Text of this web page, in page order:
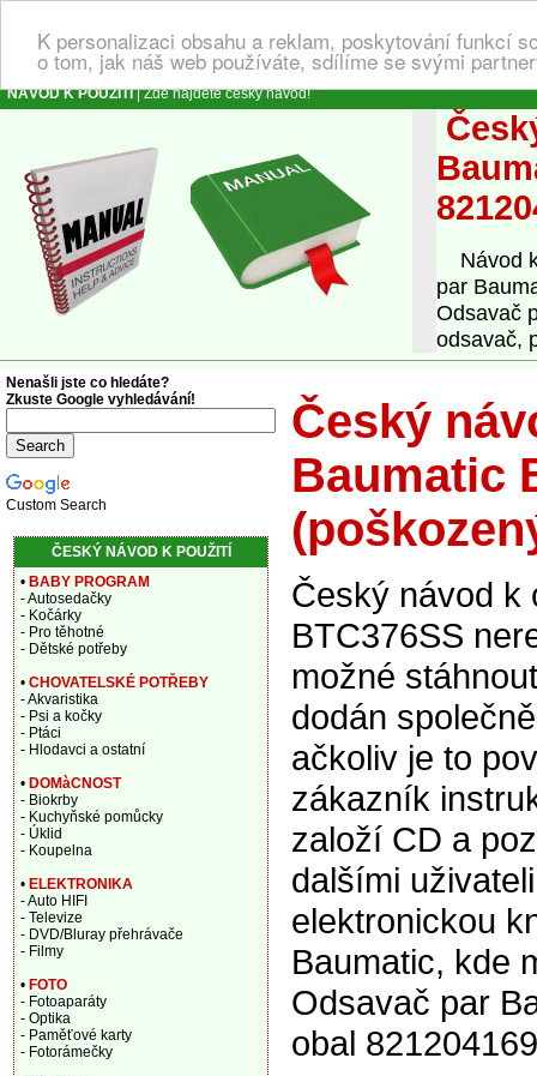
K personalizaci obsahu a reklam, poskytování funkcí
o tom, jak náš web používáte, sdílíme se svými
NÁVOD K POUŽITÍ| Zde najdete český návod!
Návod k
par
Odsavač
odsavač,
Český
Baumatic
Český návod k
BTC376SS
možné
dodán
ačkoliv je to
zákazník
založí CD a
dalšími
elektronickou
Baumatic, kde
Odsavač par
obal
Nenašli jste co hledáte?
Zkuste Google vyhledávání!
Custom Search
ČESKÝ NÁVOD K POUŽITÍ
• BABY PROGRAM
- Autosedačky
- Kočárky
- Pro těhotné
- Dětské potřeby
• CHOVATELSKÉ POTŘEBY
- Akvaristika
- Psi a kočky
- Ptáci
- Hlodavci a ostatní
• DOMàCNOST
- Biokrby
- Kuchyňské pomůcky
- Úklid
- Koupelna
• ELEKTRONIKA
- Auto HIFI
- Televize
- DVD/Bluray přehrávače
- Filmy
• FOTO
- Fotoaparáty
- Optika
- Paměťové karty
- Fotorámečky